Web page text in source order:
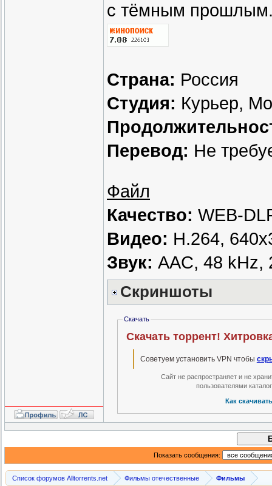
с тёмным
Страна: Россия
Студия: Курьер,
Перевод: Не
Файл
Качество: WEB-
Видео: H.264,
Звук: AAC, 48 kHz,
Скриншоты
Скачать
Советуем установить VPN чтобы
Сайт не распространяет и не
пользователями
Как
Показать сообщения:
Список форумов Alltorrents.net Фильмы отечественные Фильмы